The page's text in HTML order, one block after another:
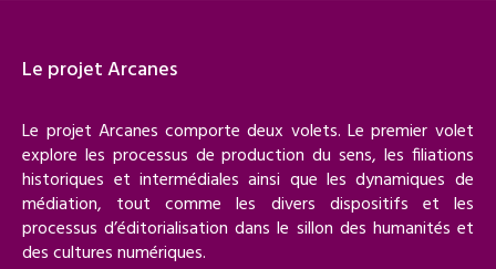
Le projet Arcanes
Le projet Arcanes comporte deux volets. Le premier volet
explore les processus de production du sens, les filiations
historiques et intermédiales ainsi que les dynamiques de
médiation, tout comme les divers dispositifs et les
processus d’éditorialisation dans le sillon des humanités et
des cultures numériques.